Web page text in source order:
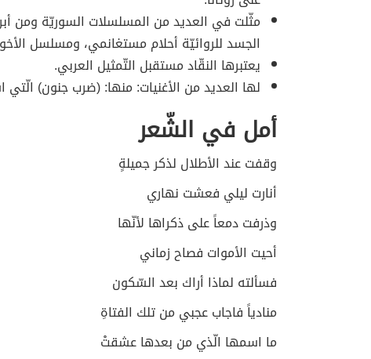
مثّلت في العديد من المسلسلات السوريّة ومن
الجسد للروائيّة أحلام مستغانمي، ومسلسل
يعتبرها النقّاد مستقبل التّمثيل العربي.
لها العديد من الأغنيات: منها: (ضرب جنون)
أمل في الشّعر
وقفت عند الأطلال لذكر جميلةٍ
أنارت ليلي فعشت نهاري
وذرفت دمعاً على ذكراها لأنّها
أحيت الأموات فصاح زماني
فسألته لماذا أراك بعد السّكون
منادياً فاجاب عجبي من تلك الفتاةِ
ما اسمها الّذي من بعدها عشقتْ